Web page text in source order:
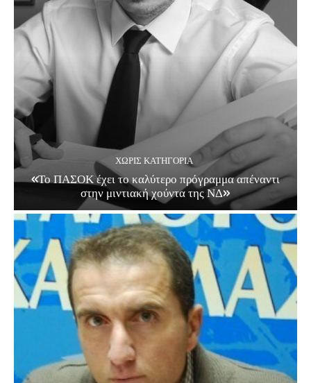
ΧΩΡΊΣ ΚΑΤΗΓΟΡΊΑ
«Το ΠΑΣΟΚ έχει το καλύτερο πρόγραμμα απέναντι
στην μιντιακή χούντα της ΝΔ»